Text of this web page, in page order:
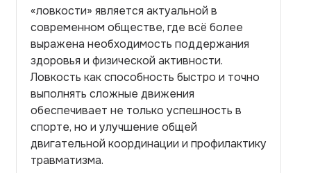
«ловкости» является актуальной в
современном обществе, где всё более
выражена необходимость поддержания
здоровья и физической активности.
Ловкость как способность быстро и точно
выполнять сложные движения
обеспечивает не только успешность в
спорте, но и улучшение общей
двигательной координации и профилактику
травматизма.